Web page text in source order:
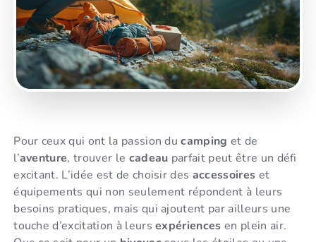
Pour ceux qui ont la passion ducamping et de
l’aventure, trouver le cadeau parfait peut être un défi
excitant. L’idée est de choisir des accessoires et
équipements qui non seulement répondent à leurs
besoins pratiques, mais qui ajoutent par ailleurs une
touche d’excitation à leursexpériences en plein air.